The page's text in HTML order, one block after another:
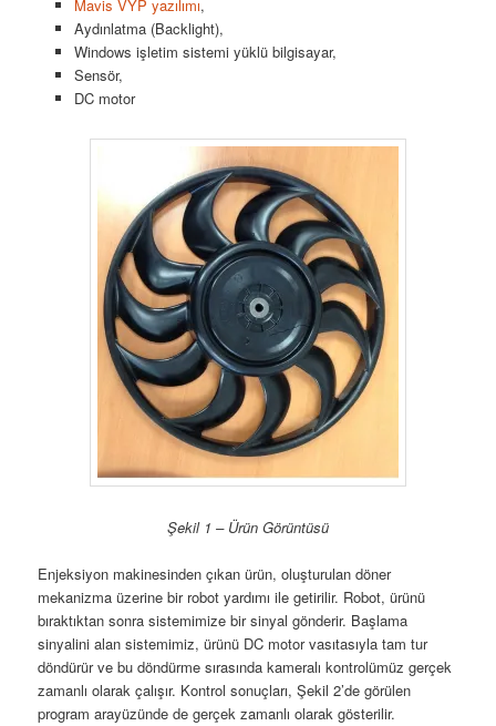
Mavis VYP yazılımı,
Aydınlatma (Backlight),
Windows işletim sistemi yüklü bilgisayar,
Sensör,
DC motor
Şekil 1 – Ürün Görüntüsü
Enjeksiyon makinesinden çıkan ürün, oluşturulan döner
mekanizma üzerine bir robot yardımı ile getirilir. Robot, ürünü
bıraktıktan sonra sistemimize bir sinyal gönderir. Başlama
sinyalini alan sistemimiz, ürünü DC motor vasıtasıyla tam tur
döndürür ve bu döndürme sırasında kameralı kontrolümüz gerçek
zamanlı olarak çalışır. Kontrol sonuçları, Şekil 2’de görülen
program arayüzünde de gerçek zamanlı olarak gösterilir.